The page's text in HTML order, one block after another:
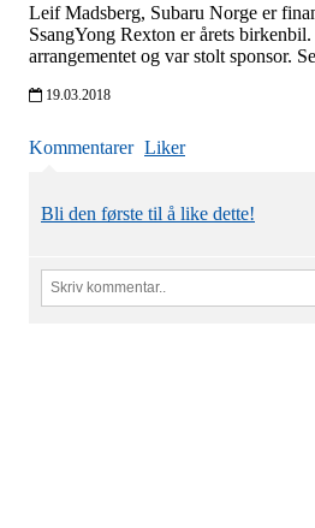
Leif Madsberg, Subaru Norge er
SsangYong Rexton er årets
arrangementet og var stolt sponsor.
19.03.2018
Kommentarer Liker
Bli den første til å like dette!